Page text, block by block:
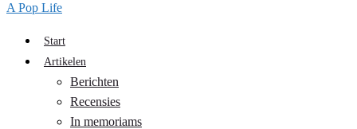
A Pop Life
Start
Artikelen
Berichten
Recensies
In memoriams